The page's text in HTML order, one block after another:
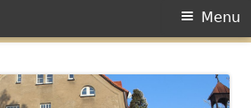
w Głogowie
Menu